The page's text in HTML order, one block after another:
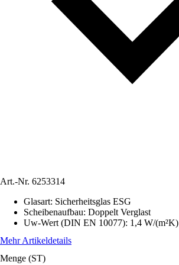
Art.-Nr. 6253314
Glasart: Sicherheitsglas ESG
Scheibenaufbau: Doppelt Verglast
Uw-Wert (DIN EN 10077): 1,4 W/(m²K)
Mehr Artikeldetails
Menge (ST)